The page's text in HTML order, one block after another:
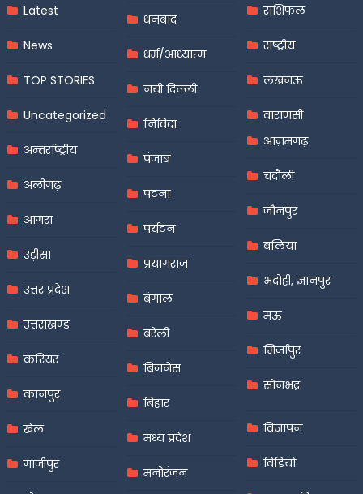
Latest
News
TOP STORIES
Uncategorized
अन्तर्राष्ट्रीय
अलीगढ़
आगरा
उड़ीसा
उत्तर प्रदेश
उत्तराखण्ड
करियर
कानपुर
खेल
गाजीपुर
धनबाद
धर्म/आध्यात्म
नयी दिल्ली
निविदा
पंजाब
पटना
पर्यटन
प्रयागराज
बंगाल
बरेली
बिजनेस
बिहार
मध्य प्रदेश
मनोरंजन
राशिफल
राष्ट्रीय
लखनऊ
वाराणसी
आज़मगढ़
चंदौली
जौनपुर
बलिया
भदोही, ज्ञानपुर
मऊ
मिर्जापुर
सोनभद्र
विज्ञापन
विडियो